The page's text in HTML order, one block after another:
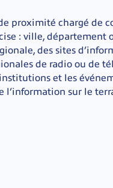
proximité chargé de
: ville, département
des sites
de radio ou de
et les
l’information sur le